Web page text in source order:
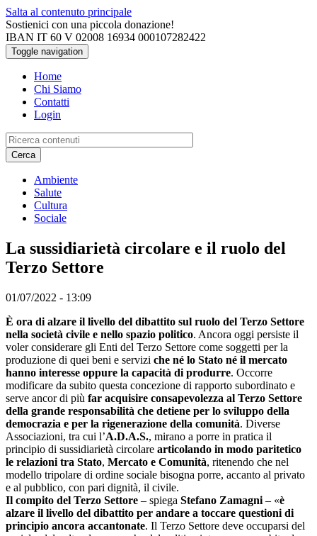
Salta al contenuto principale
Sostienici con una piccola donazione!
IBAN IT 60 V 02008 16934 000107282422
Toggle navigation
Home
Chi Siamo
Contatti
Login
Cerca
Ambiente
Salute
Cultura
Sociale
La sussidiarietà circolare e il ruolo del
Terzo Settore
01/07/2022 - 13:09
È ora di alzare il livello del dibattito sul ruolo del Terzo Settore
nella società civile e nello spazio politico. Ancora oggi persiste il
voler considerare gli Enti del Terzo Settore come soggetti per la
produzione di quei beni e servizi che né lo Stato né il mercato
hanno interesse oppure la capacità di produrre. Occorre
modificare da subito questa concezione di rapporto subordinato e
serve ancor di più far acquisire consapevolezza al Terzo Settore
della grande responsabilità che detiene per lo sviluppo della
democrazia e per la rigenerazione della comunità. Diverse
Associazioni, tra cui l’A.D.A.S., mirano a porre in pratica il
principio di sussidiarietà circolare articolando in modo paritetico
le relazioni tra Stato, Mercato e Comunità, ritenendo che nel
modello tripolare di ordine sociale bisogna porre, accanto al privato
e al pubblico, con pari dignità, il civile.
Il compito del Terzo Settore – spiega Stefano Zamagni – «è
alzare il livello del dibattito per andare a toccare questioni di
principio ancora accantonate. Il Terzo Settore deve occuparsi del